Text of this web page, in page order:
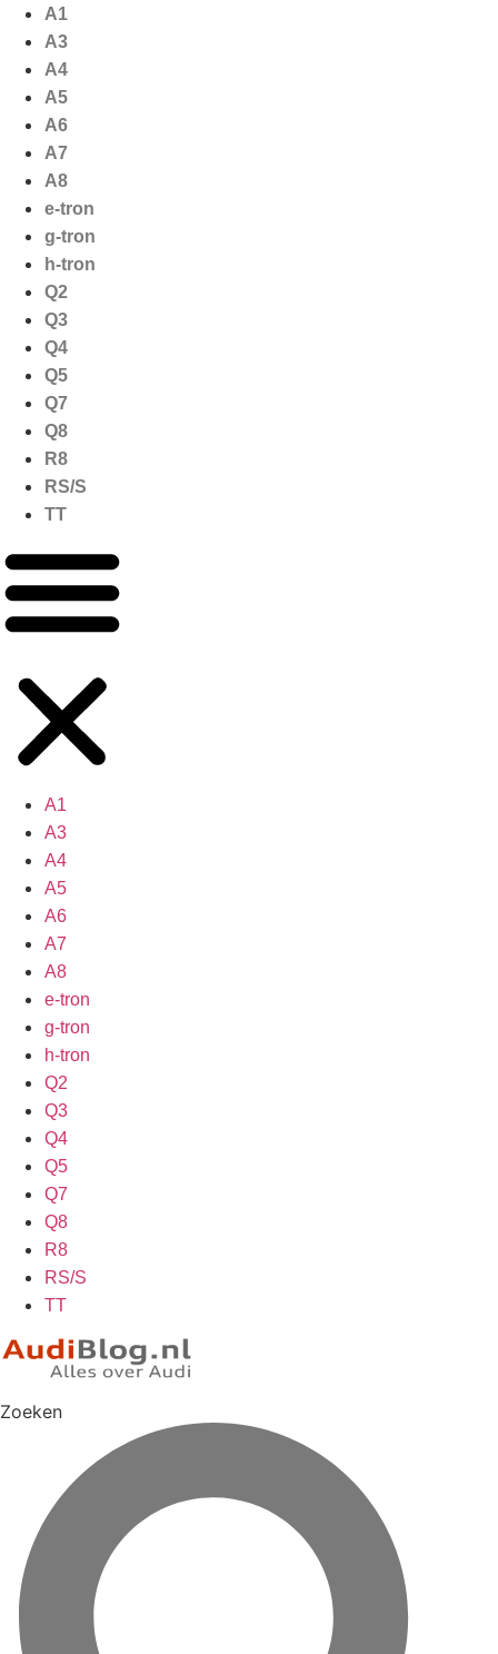
naar
inhoud
A1
A3
A4
A5
A6
A7
A8
e-tron
g-tron
h-tron
Q2
Q3
Q4
Q5
Q7
Q8
R8
RS/S
TT
A1
A3
A4
A5
A6
A7
A8
e-tron
g-tron
h-tron
Q2
Q3
Q4
Q5
Q7
Q8
R8
RS/S
TT
Zoeken